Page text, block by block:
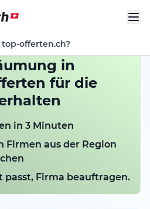
offerten.ch?
in
für die
in 3 Minuten
Firmen aus der Region
passt, Firma beauftragen.